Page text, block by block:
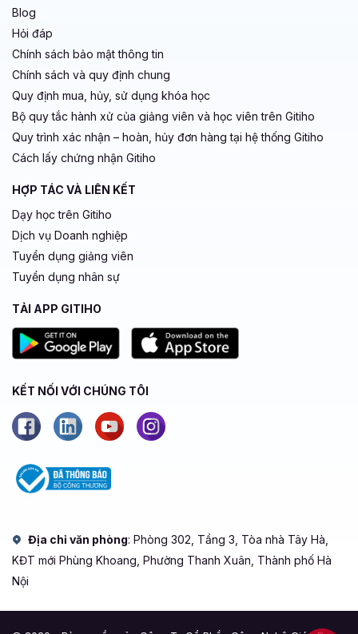
Blog
Hỏi đáp
Chính sách bảo mật thông tin
Chính sách và quy định chung
Quy định mua, hủy, sử dụng khóa học
Bộ quy tắc hành xử của giảng viên và học viên trên Gitiho
Quy trình xác nhận – hoàn, hủy đơn hàng tại hệ thống Gitiho
Cách lấy chứng nhận Gitiho
HỢP TÁC VÀ LIÊN KẾT
Dạy học trên Gitiho
Dịch vụ Doanh nghiệp
Tuyển dụng giảng viên
Tuyển dụng nhân sự
TẢI APP GITIHO
KẾT NỐI VỚI CHÚNG TÔI
Địa chỉ văn phòng: Phòng 302, Tầng 3, Tòa nhà Tây Hà,
KĐT mới Phùng Khoang, Phường Thanh Xuân, Thành phố Hà
Nội